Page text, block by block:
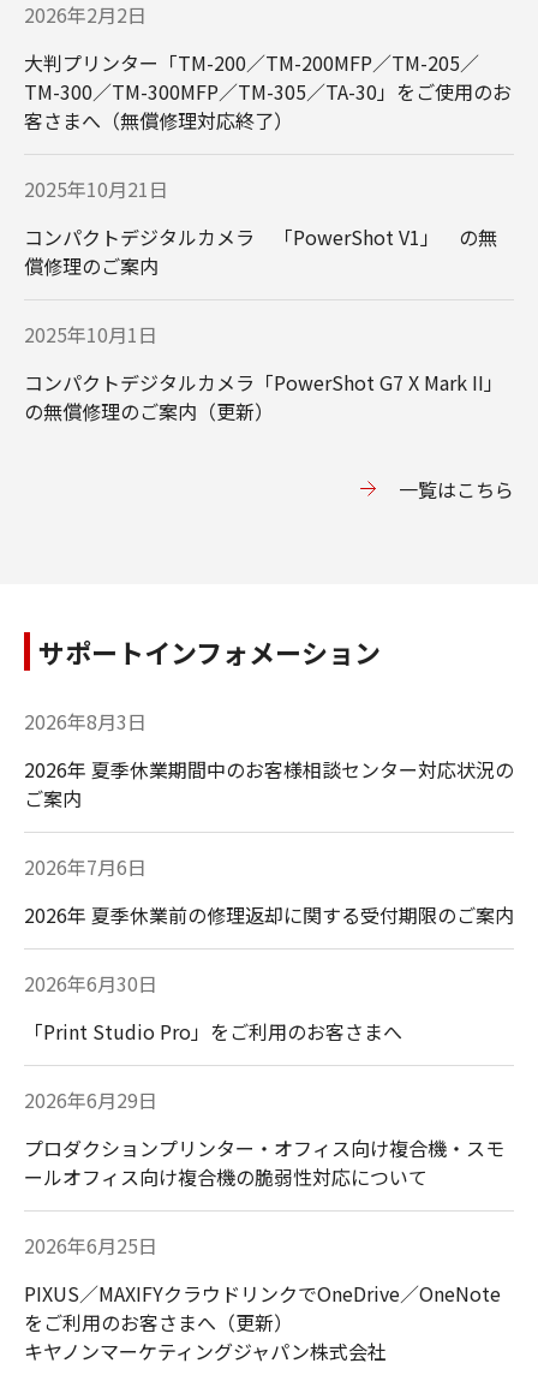
2026年2月2日
大判プリンター「TM-200／TM-200MFP／TM-205／
TM-300／TM-300MFP／TM-305／TA-30」をご使用のお
客さまへ（無償修理対応終了）
2025年10月21日
コンパクトデジタルカメラ 「PowerShot V1」 の無
償修理のご案内
2025年10月1日
コンパクトデジタルカメラ「PowerShot G7 X Mark II」
の無償修理のご案内（更新）
⼀覧はこちら
サポートインフォメーション
2026年8月3日
2026年 夏季休業期間中のお客様相談センター対応状況の
ご案内
2026年7月6日
2026年 夏季休業前の修理返却に関する受付期限のご案内
2026年6月30日
「Print Studio Pro」をご利用のお客さまへ
2026年6月29日
プロダクションプリンター・オフィス向け複合機・スモ
ールオフィス向け複合機の脆弱性対応について
2026年6月25日
PIXUS／MAXIFYクラウドリンクでOneDrive／OneNote
をご利用のお客さまへ（更新）
キヤノンマーケティングジャパン株式会社